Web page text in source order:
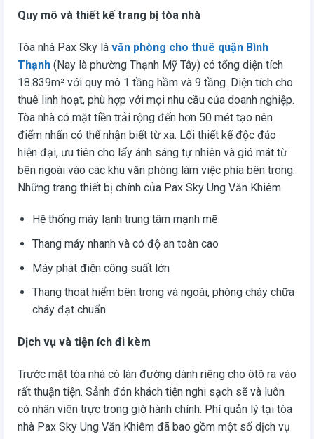
Quy mô và thiết kế trang bị tòa nhà
Tòa nhà Pax Sky là văn phòng cho thuê quận Bình
Thạnh (Nay là phường Thạnh Mỹ Tây) có tổng diện tích
18.839m² với quy mô 1 tầng hầm và 9 tầng. Diện tích cho
thuê linh hoạt, phù hợp với mọi nhu cầu của doanh nghiệp.
Tòa nhà có mặt tiền trải rộng đến hơn 50 mét tạo nên
điểm nhấn có thể nhận biết từ xa. Lối thiết kế độc đáo
hiện đại, ưu tiên cho lấy ánh sáng tự nhiên và gió mát từ
bên ngoài vào các khu văn phòng làm việc phía bên trong.
Những trang thiết bị chính của Pax Sky Ung Văn Khiêm
Hệ thống máy lạnh trung tâm mạnh mẽ
Thang máy nhanh và có độ an toàn cao
Máy phát điện công suất lớn
Thang thoát hiểm bên trong và ngoài, phòng cháy chữa
cháy đạt chuẩn
Dịch vụ và tiện ích đi kèm
Trước mặt tòa nhà có làn đường dành riêng cho ôtô ra vào
rất thuận tiện. Sảnh đón khách tiện nghi sạch sẽ và luôn
có nhân viên trực trong giờ hành chính. Phí quản lý tại tòa
nhà Pax Sky Ung Văn Khiêm đã bao gồm một số dịch vụ